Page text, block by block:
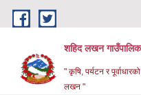
Skip to main content
शहिद लखन
" कृषि, पर्यटन र
लखन "